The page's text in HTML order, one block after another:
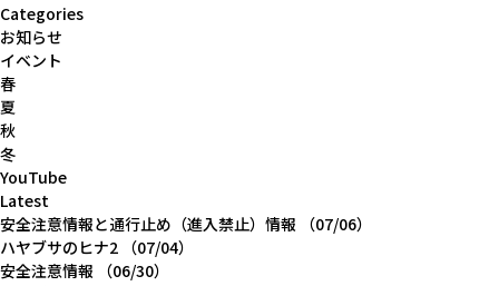
Categories
お知らせ
イベント
春
夏
秋
冬
YouTube
Latest
安全注意情報と通行止め（進入禁止）情報
（07/06）
ハヤブサのヒナ2 （07/04）
安全注意情報
（06/30）